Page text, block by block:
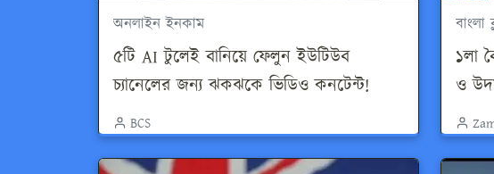
অনলাইন ইনকাম
৫টি AI টুলেই বানিয়ে ফেলুন ইউটিউব
চ্যানেলের জন্য ঝকঝকে ভিডিও কনটেন্ট!
BCS
বাংলা
১লা
ও